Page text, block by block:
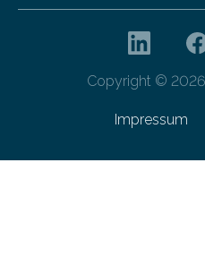
Copyright ©
Impressum